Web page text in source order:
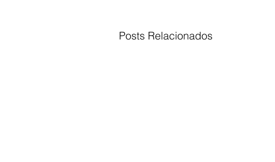
Posts Relacionados